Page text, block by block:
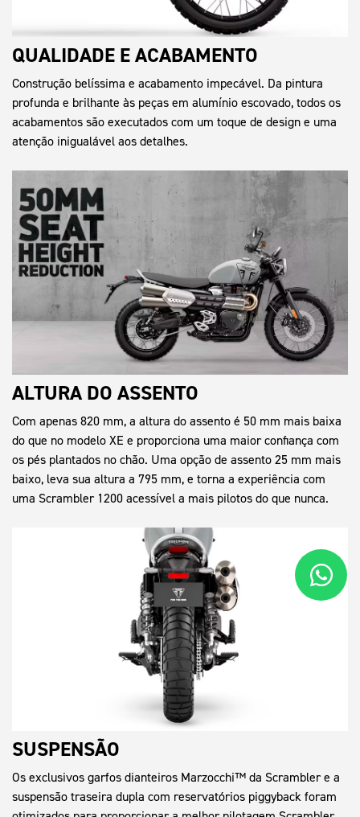
QUALIDADE E ACABAMENTO
Construção belíssima e acabamento impecável. Da pintura
profunda e brilhante às peças em alumínio escovado, todos os
acabamentos são executados com um toque de design e uma
atenção inigualável aos detalhes.
ALTURA DO ASSENTO
Com apenas 820 mm, a altura do assento é 50 mm mais baixa
do que no modelo XE e proporciona uma maior confiança com
os pés plantados no chão. Uma opção de assento 25 mm mais
baixo, leva sua altura a 795 mm, e torna a experiência com
uma Scrambler 1200 acessível a mais pilotos do que nunca.
SUSPENSÃO
Os exclusivos garfos dianteiros Marzocchi™ da Scrambler e a
suspensão traseira dupla com reservatórios piggyback foram